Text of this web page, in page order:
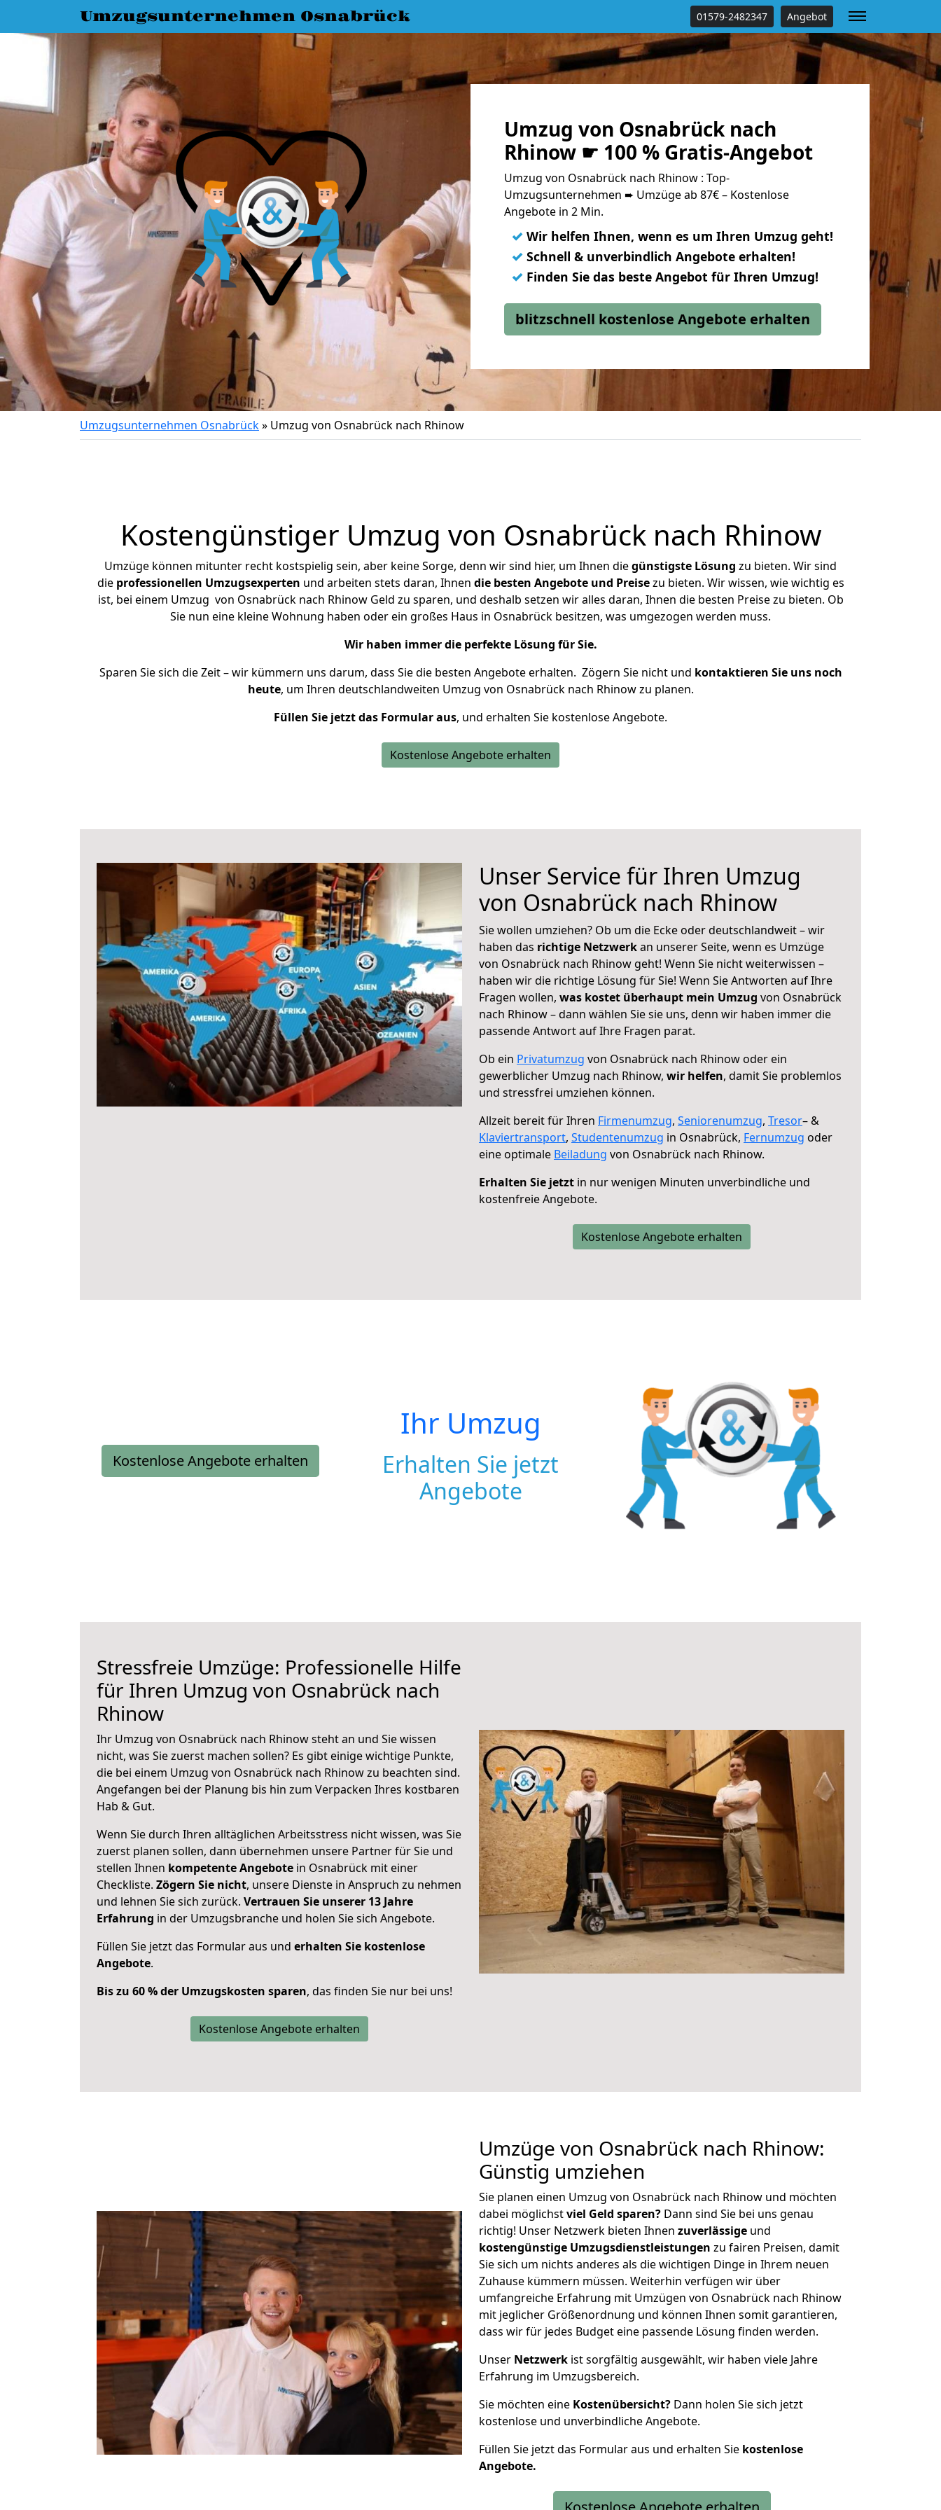
Umzugsunternehmen Osnabrück 01579-2482347 Angebot
Umzug von Osnabrück nach
Rhinow ☛ 100 % Gratis-Angebot
Umzug von Osnabrück nach Rhinow : Top-
Umzugsunternehmen ➨ Umzüge ab 87€ – Kostenlose
Angebote in 2 Min.
✓ Wir helfen Ihnen, wenn es um Ihren Umzug geht!
✓ Schnell & unverbindlich Angebote erhalten!
✓ Finden Sie das beste Angebot für Ihren Umzug!
blitzschnell kostenlose Angebote erhalten
Umzugsunternehmen Osnabrück» Umzug von Osnabrück nach Rhinow
Kostengünstiger Umzug von Osnabrück nach Rhinow
Umzüge können mitunter recht kostspielig sein, aber keine Sorge, denn wir sind hier, um Ihnen diegünstigste Lösung zu bieten. Wir sind
die professionellen Umzugsexperten und arbeiten stets daran, Ihnen die besten Angebote und Preisezu bieten. Wir wissen, wie wichtig es
ist, bei einem Umzug von Osnabrück nach Rhinow Geld zu sparen, und deshalb setzen wir alles daran, Ihnen die besten Preise zu bieten. Ob
Sie nun eine kleine Wohnung haben oder ein großes Haus in Osnabrück besitzen, was umgezogen werden muss.
Wir haben immer die perfekte Lösung für Sie.
Sparen Sie sich die Zeit – wir kümmern uns darum, dass Sie die besten Angebote erhalten. Zögern Sie nicht und kontaktieren Sie uns noch
heute, um Ihren deutschlandweiten Umzug von Osnabrück nach Rhinow zu planen.
Füllen Sie jetzt das Formular aus, und erhalten Sie kostenlose Angebote.
Kostenlose Angebote erhalten
Unser Service für Ihren Umzug
von Osnabrück nach Rhinow
Sie wollen umziehen? Ob um die Ecke oder deutschlandweit – wir
haben das richtige Netzwerkan unserer Seite, wenn es Umzüge
von Osnabrück nach Rhinow geht! Wenn Sie nicht weiterwissen –
haben wir die richtige Lösung für Sie! Wenn Sie Antworten auf Ihre
Fragen wollen, was kostet überhaupt mein Umzug von Osnabrück
nach Rhinow – dann wählen Sie sie uns, denn wir haben immer die
passende Antwort auf Ihre Fragen parat.
Ob ein Privatumzug von Osnabrück nach Rhinow oder ein
gewerblicher Umzug nach Rhinow, wir helfen, damit Sie problemlos
und stressfrei umziehen können.
Allzeit bereit für Ihren Firmenumzug, Seniorenumzug, Tresor– &
Klaviertransport, Studentenumzug in Osnabrück, Fernumzug oder
eine optimale Beiladung von Osnabrück nach Rhinow.
Erhalten Sie jetzt in nur wenigen Minuten unverbindliche und
kostenfreie Angebote.
Kostenlose Angebote erhalten
Kostenlose Angebote erhalten
Ihr Umzug
Erhalten Sie jetzt
Angebote
Stressfreie Umzüge: Professionelle Hilfe
für Ihren Umzug von Osnabrück nach
Rhinow
Ihr Umzug von Osnabrück nach Rhinow steht an und Sie wissen
nicht, was Sie zuerst machen sollen? Es gibt einige wichtige Punkte,
die bei einem Umzug von Osnabrück nach Rhinow zu beachten sind.
Angefangen bei der Planung bis hin zum Verpacken Ihres kostbaren
Hab & Gut.
Wenn Sie durch Ihren alltäglichen Arbeitsstress nicht wissen, was Sie
zuerst planen sollen, dann übernehmen unsere Partner für Sie und
stellen Ihnen kompetente Angebote in Osnabrück mit einer
Checkliste. Zögern Sie nicht, unsere Dienste in Anspruch zu nehmen
und lehnen Sie sich zurück. Vertrauen Sie unserer 13 Jahre
Erfahrung in der Umzugsbranche und holen Sie sich Angebote.
Füllen Sie jetzt das Formular aus und erhalten Sie kostenlose
Angebote.
Bis zu 60 % der Umzugskosten sparen, das finden Sie nur bei uns!
Kostenlose Angebote erhalten
Umzüge von Osnabrück nach Rhinow:
Günstig umziehen
Sie planen einen Umzug von Osnabrück nach Rhinow und möchten
dabei möglichstviel Geld sparen? Dann sind Sie bei uns genau
richtig! Unser Netzwerk bieten Ihnen zuverlässige und
kostengünstige Umzugsdienstleistungen zu fairen Preisen, damit
Sie sich um nichts anderes als die wichtigen Dinge in Ihrem neuen
Zuhause kümmern müssen. Weiterhin verfügen wir über
umfangreiche Erfahrung mit Umzügen von Osnabrück nach Rhinow
mit jeglicher Größenordnung und können Ihnen somit garantieren,
dass wir für jedes Budget eine passende Lösung finden werden.
Unser Netzwerk ist sorgfältig ausgewählt, wir haben viele Jahre
Erfahrung im Umzugsbereich.
Sie möchten eine Kostenübersicht? Dann holen Sie sich jetzt
kostenlose und unverbindliche Angebote.
Füllen Sie jetzt das Formular aus und erhalten Sie kostenlose
Angebote.